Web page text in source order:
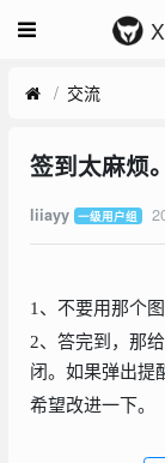
交流
签到太麻烦。
liiayy 一级用户组
1、不要用那个
2、答完到，那
闭。如果弹出提
希望改进一下。